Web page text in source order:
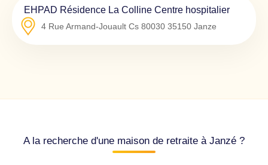
EHPAD Résidence La Colline Centre hospitalier
4 Rue Armand-Jouault Cs 80030 35150 Janze
A la recherche d'une maison de retraite à Janzé ?